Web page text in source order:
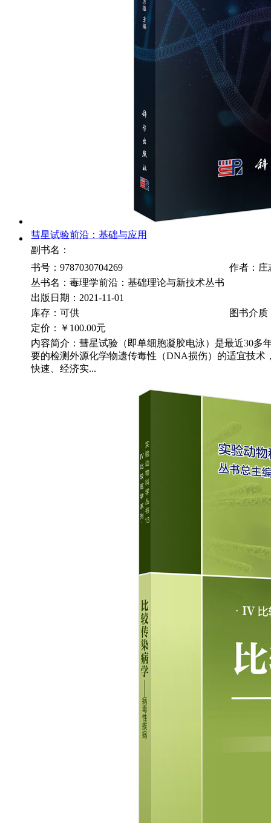
彗星试验前沿：基础与应用
副书名：
书号：9787030704269
作者：庄
丛书名：毒理学前沿：基础理论与新技术丛书
出版日期：2021-11-01
库存：可供
图书介质
定价：
￥100.00元
内容简介：彗星试验（即单细胞凝胶电泳）是最近30多
要的检测外源化学物遗传毒性（DNA损伤）的适宜技术
快速、经济实...